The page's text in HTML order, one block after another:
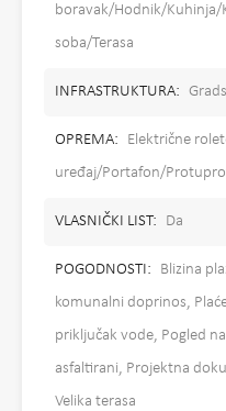
boravak/Hodnik/Kuhinja/
soba/Terasa
INFRASTRUKTURA:
OPREMA:
Električne
uređaj/Portafon/
VLASNIČKI LIST: Da
POGODNOSTI:
Blizina
komunalni doprinos,
priključak vode, Pogled
asfaltirani, Projektna
Velika terasa